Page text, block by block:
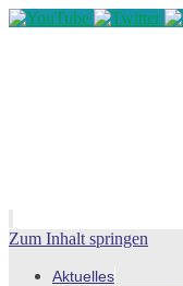
Zum Inhalt springen
Aktuelles